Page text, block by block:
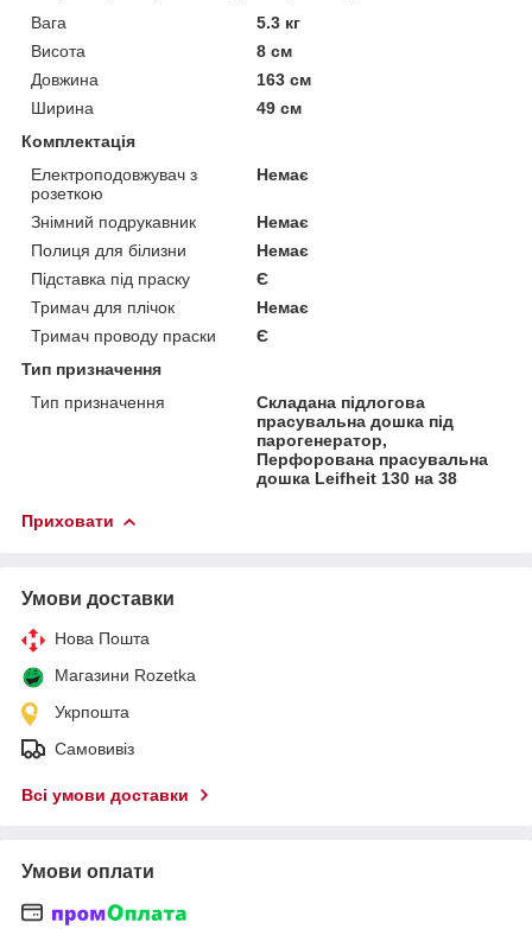
Вага
5.3 кг
Висота
8 см
Довжина
163 см
Ширина
49 см
Комплектація
Електроподовжувач з
розеткою
Немає
Знімний подрукавник
Немає
Полиця для білизни
Немає
Підставка під праску
Є
Тримач для плічок
Немає
Тримач проводу праски
Є
Тип призначення
Тип призначення
Складана підлогова
прасувальна дошка під
парогенератор,
Перфорована прасувальна
дошка Leifheit 130 на 38
Приховати
Умови доставки
Нова Пошта
Магазини Rozetka
Укрпошта
Самовивіз
Всі умови доставки
Умови оплати